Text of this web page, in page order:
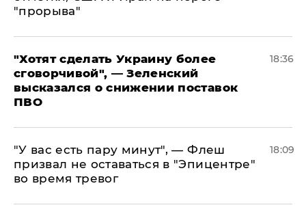
"прорыва"
​"Хотят сделать Украину более
сговорчивой", — Зеленский
высказался о снижении поставок
ПВО
18:36
​"У вас есть пару минут", — Флеш
призвал не оставаться в "Эпицентре"
во время тревог
18:09